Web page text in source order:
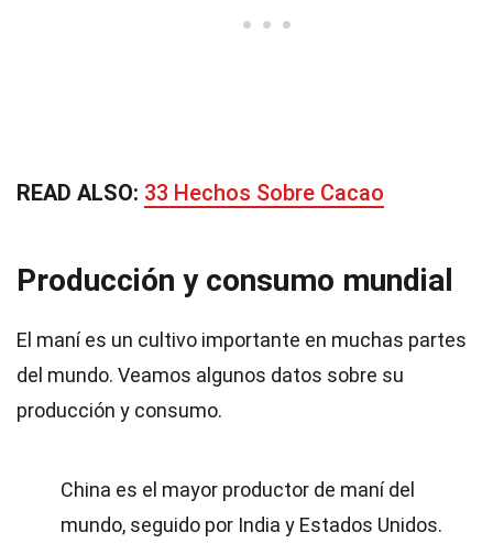
READ ALSO: 33 Hechos Sobre Cacao
Producción y consumo mundial
El maní es un cultivo importante en muchas partes
del mundo. Veamos algunos datos sobre su
producción y consumo.
China es el mayor productor de maní del
mundo, seguido por India y Estados Unidos.